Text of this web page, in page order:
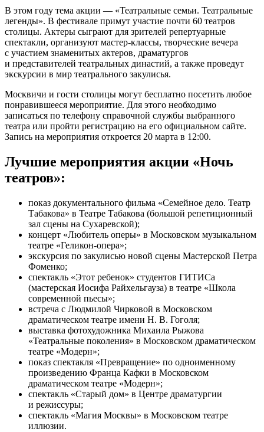
В этом году тема акции — «Театральные семьи. Театральные
легенды». В фестивале примут участие почти 60 театров
столицы. Актеры сыграют для зрителей репертуарные
спектакли, организуют мастер-классы, творческие вечера
с участием знаменитых актеров, драматургов
и представителей театральных династий, а также проведут
экскурсии в мир театрального закулисья.
Москвичи и гости столицы могут бесплатно посетить любое
понравившееся мероприятие. Для этого необходимо
записаться по телефону справочной службы выбранного
театра или пройти регистрацию на его официальном сайте.
Запись на мероприятия откроется 20 марта в 12:00.
Лучшие мероприятия акции «Ночь
театров»:
показ документального фильма «Семейное дело. Театр
Табакова» в Театре Табакова (большой репетиционный
зал сцены на Сухаревской);
концерт «Любитель оперы» в Московском музыкальном
театре «Геликон-опера»;
экскурсия по закулисью новой сцены Мастерской Петра
Фоменко;
спектакль «Этот ребенок» студентов ГИТИСа
(мастерская Иосифа Райхельгауза) в театре «Школа
современной пьесы»;
встреча с Людмилой Чирковой в Московском
драматическом театре имени Н. В. Гоголя;
выставка фотохудожника Михаила Рыжова
«Театральные поколения» в Московском драматическом
театре «Модерн»;
показ спектакля «Превращение» по одноименному
произведению Франца Кафки в Московском
драматическом театре «Модерн»;
спектакль «Старый дом» в Центре драматургии
и режиссуры;
спектакль «Магия Москвы» в Московском театре
иллюзии.